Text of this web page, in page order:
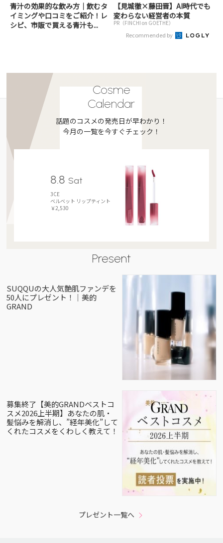
青汁の効果的な飲み方｜飲むタ
イミングや口コミをご紹介！レ
シピ、市販で買える青汁も...
【見城徹×藤田晋】AI時代でも
変わらない経営者の本質
PR（FINCHI on GOETHE）
Recommended by
Cosme
Calendar
話題のコスメの発売日が早わかり！
今月の一覧を今すぐチェック！
8.8 Sat
3CE
ベルベット リップティント
￥2,530
Present
SUQQUの大人気艶肌ファンデを
50人にプレゼント！｜美的
GRAND
募集終了【美的GRANDベストコ
スメ2026上半期】あなたの肌・
髪悩みを解消し、”経年美化”して
くれたコスメをくわしく教えて！
プレゼント一覧へ